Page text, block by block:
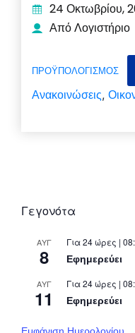
24 Οκτωβρίου,
Από Λογιστήριο
ΠΡΟΫΠΟΛΟΓΙΣΜΟΣ
Ανακοινώσεις,
Γεγονότα
ΑΥΓ
8
Για 24 ώρες |
Εφημερεύει
ΑΥΓ
11
Για 24 ώρες |
Εφημερεύει